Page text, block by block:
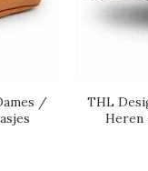
/
THL
Heren